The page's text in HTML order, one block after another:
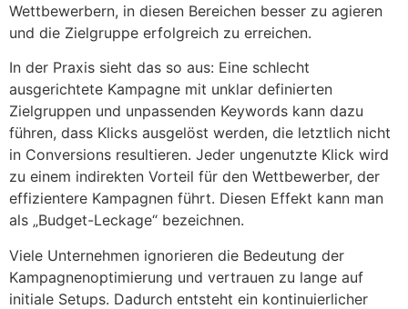
Wettbewerbern, in diesen Bereichen besser zu agieren
und die Zielgruppe erfolgreich zu erreichen.
In der Praxis sieht das so aus: Eine schlecht
ausgerichtete Kampagne mit unklar definierten
Zielgruppen und unpassenden Keywords kann dazu
führen, dass Klicks ausgelöst werden, die letztlich nicht
in Conversions resultieren. Jeder ungenutzte Klick wird
zu einem indirekten Vorteil für den Wettbewerber, der
effizientere Kampagnen führt. Diesen Effekt kann man
als „Budget-Leckage“ bezeichnen.
Viele Unternehmen ignorieren die Bedeutung der
Kampagnenoptimierung und vertrauen zu lange auf
initiale Setups. Dadurch entsteht ein kontinuierlicher